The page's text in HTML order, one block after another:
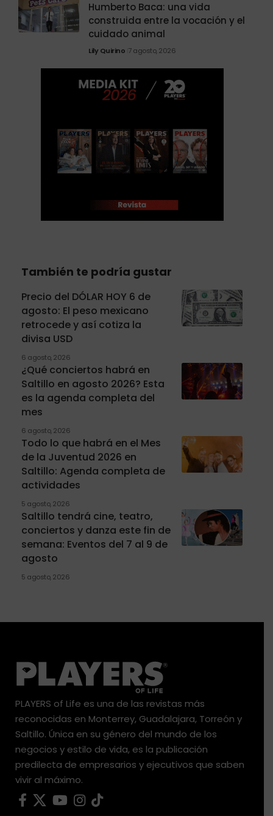
Humberto Baca: una vida
construida entre la vocación y el
cuidado animal
Lily Quirino 7 agosto, 2026
También te podría gustar
Precio del DÓLAR HOY 6 de
agosto: El peso mexicano
retrocede y así cotiza la
divisa USD
6 agosto, 2026
¿Qué conciertos habrá en
Saltillo en agosto 2026? Esta
es la agenda completa del
mes
6 agosto, 2026
Todo lo que habrá en el Mes
de la Juventud 2026 en
Saltillo: Agenda completa de
actividades
5 agosto, 2026
Saltillo tendrá cine, teatro,
conciertos y danza este fin de
semana: Eventos del 7 al 9 de
agosto
5 agosto, 2026
PLAYERS of Life es una de las revistas más
reconocidas en Monterrey, Guadalajara, Torreón y
Saltillo. Única en su género del mundo de los
negocios y estilo de vida, es la publicación
predilecta de empresarios y ejecutivos que saben
vivir al máximo.